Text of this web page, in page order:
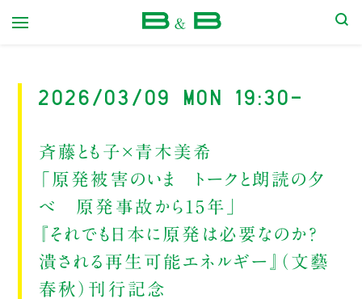
2026/03/09 Mon 19:30-
斉藤とも子×青木美希
「原発被害のいま トークと朗読の夕
べ 原発事故から15年」
『それでも日本に原発は必要なのか?
潰される再生可能エネルギー』（文藝
春秋）刊行記念